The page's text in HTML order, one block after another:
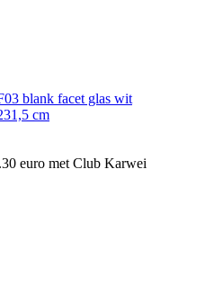
blank facet glas wit
cm
euro met Club Karwei